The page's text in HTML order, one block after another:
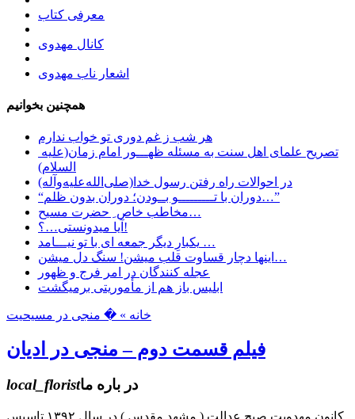
معرفی کتاب
کانال مهدوی
اشعار ناب مهدوی
همچنین بخوانیم
هر شب ز غم دوری تو خواب ندارم
السلام)
در احوالات راه رفتن رسول خدا(صلی‌الله‌علیه‌وآله)
“دوران با تـــــــــو بــودن؛ دوران بدون ظلم…”
مخاطب خاص ِ حضرت مسیح…
آیا میدونستی…؟!
یکبارِ دیگر جمعه ای با تو نیـــامد …
اینها دچار قساوت قلب میشن! سنگ دل میشن…
عجله کنندگان در امر فرج و ظهور
ابليس باز هم از مأموريتی برمیگشت
خانه » � منجی در مسیحیت
فیلم قسمت دوم – منجی در ادیان
local_floristدر باره ما
کانون مهدویت صبح عدالت ( مشهد مقدس ) در سال ۱۳۹۲ تاسیس